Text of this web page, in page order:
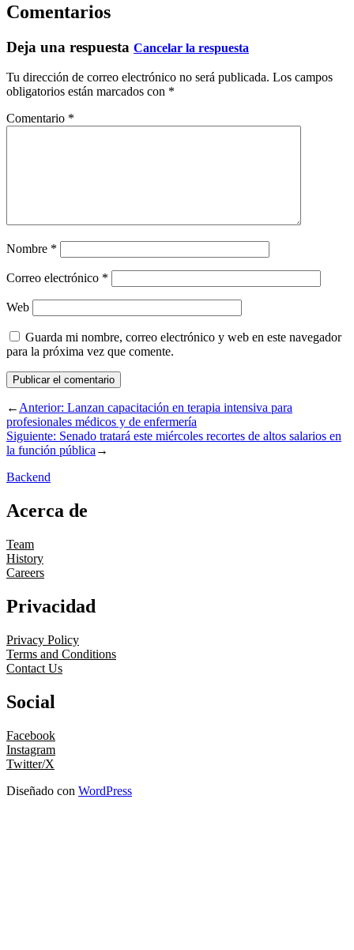
Comentarios
Deja una respuesta Cancelar la respuesta
Tu dirección de correo electrónico no será publicada. Los campos
obligatorios están marcados con *
Comentario *
Nombre *
Correo electrónico *
Web
Guarda mi nombre, correo electrónico y web en este navegador
para la próxima vez que comente.
←Anterior: Lanzan capacitación en terapia intensiva para
profesionales médicos y de enfermería
Siguiente: Senado tratará este miércoles recortes de altos salarios en
la función pública→
Backend
Acerca de
Team
History
Careers
Privacidad
Privacy Policy
Terms and Conditions
Contact Us
Social
Facebook
Instagram
Twitter/X
Diseñado con WordPress